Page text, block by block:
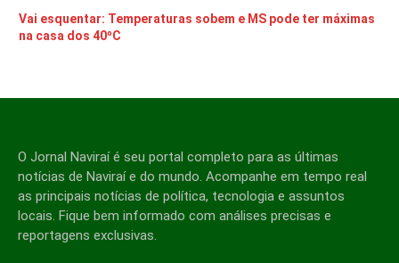
Vai esquentar: Temperaturas sobem e MS pode ter máximas
na casa dos 40ºC
O Jornal Naviraí é seu portal completo para as últimas
notícias de Naviraí e do mundo. Acompanhe em tempo real
as principais notícias de política, tecnologia e assuntos
locais. Fique bem informado com análises precisas e
reportagens exclusivas.